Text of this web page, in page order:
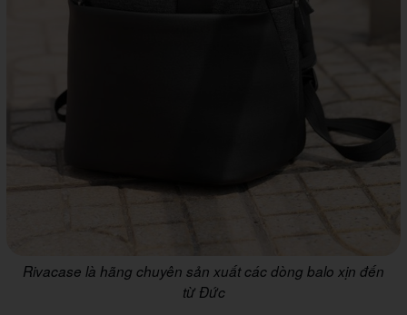
Rivacase là hãng chuyên sản xuất các dòng balo xịn đến
từ Đức